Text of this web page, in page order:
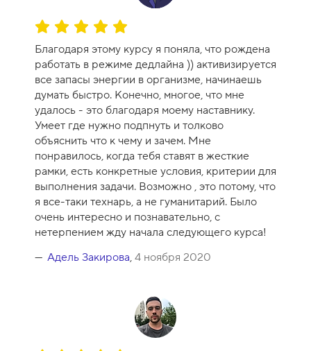
О
е
н
к
а
к
у
р
с
а
-
1
0
Благодаря этому курсу я поняла, что рождена
работать в режиме дедлайна )) активизируется
все запасы энергии в организме, начинаешь
думать быстро. Конечно, многое, что мне
удалось - это благодаря моему наставнику.
Умеет где нужно подпнуть и толково
объяснить что к чему и зачем. Мне
понравилось, когда тебя ставят в жесткие
рамки, есть конкретные условия, критерии для
выполнения задачи. Возможно , это потому, что
я все-таки технарь, а не гуманитарий. Было
очень интересно и познавательно, с
нетерпением жду начала следующего курса!
Адель Закирова, 4 ноября 2020